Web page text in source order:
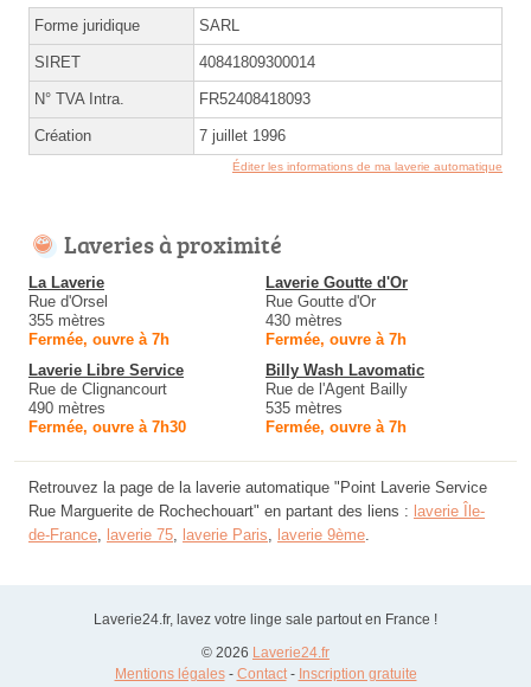
Forme juridique SARL
SIRET 40841809300014
N° TVA Intra. FR52408418093
Création 7 juillet 1996
Éditer les informations de ma laverie automatique
Laveries à proximité
La Laverie
Rue d'Orsel
355 mètres
Fermée, ouvre à 7h
Laverie Goutte d'Or
Rue Goutte d'Or
430 mètres
Fermée, ouvre à 7h
Laverie Libre Service
Rue de Clignancourt
490 mètres
Fermée, ouvre à 7h30
Billy Wash Lavomatic
Rue de l'Agent Bailly
535 mètres
Fermée, ouvre à 7h
Retrouvez la page de la laverie automatique "Point Laverie Service
Rue Marguerite de Rochechouart" en partant des liens : laverie Île-
de-France, laverie 75, laverie Paris, laverie 9ème.
Laverie24.fr, lavez votre linge sale partout en France !
© 2026 Laverie24.fr
Mentions légales- Contact- Inscription gratuite